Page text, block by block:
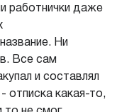
работнички даже
Ни
Все сам
и составлял
отписка какая-то,